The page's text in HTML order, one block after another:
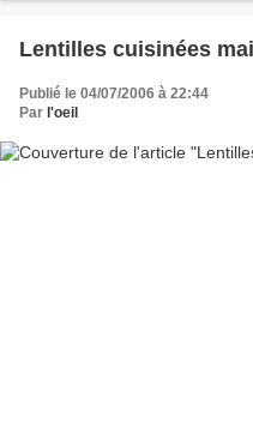
Lentilles cuisinées
Publié le 04/07/2006 à 22:44
Par l'oeil